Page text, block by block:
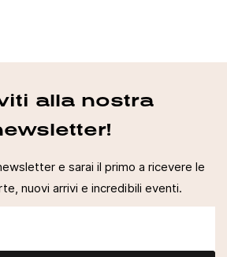
alla nostra
e sarai il primo a ricevere le
nuovi arrivi e incredibili eventi.